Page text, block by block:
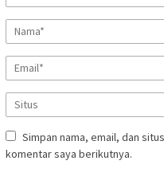
Simpan nama, email, dan
komentar saya berikutnya.